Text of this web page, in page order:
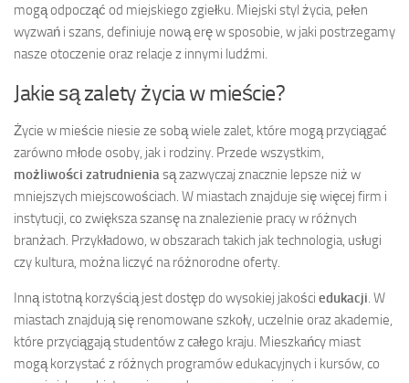
mogą odpocząć od miejskiego zgiełku. Miejski styl życia, pełen
wyzwań i szans, definiuje nową erę w sposobie, w jaki postrzegamy
nasze otoczenie oraz relacje z innymi ludźmi.
Jakie są zalety życia w mieście?
Życie w mieście niesie ze sobą wiele zalet, które mogą przyciągać
zarówno młode osoby, jak i rodziny. Przede wszystkim,
możliwości zatrudnieniasą zazwyczaj znacznie lepsze niż w
mniejszych miejscowościach. W miastach znajduje się więcej firm i
instytucji, co zwiększa szansę na znalezienie pracy w różnych
branżach. Przykładowo, w obszarach takich jak technologia, usługi
czy kultura, można liczyć na różnorodne oferty.
Inną istotną korzyścią jest dostęp do wysokiej jakości edukacji. W
miastach znajdują się renomowane szkoły, uczelnie oraz akademie,
które przyciągają studentów z całego kraju. Mieszkańcy miast
mogą korzystać z różnych programów edukacyjnych i kursów, co